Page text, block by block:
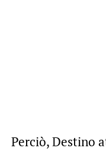
Perciò, Destino